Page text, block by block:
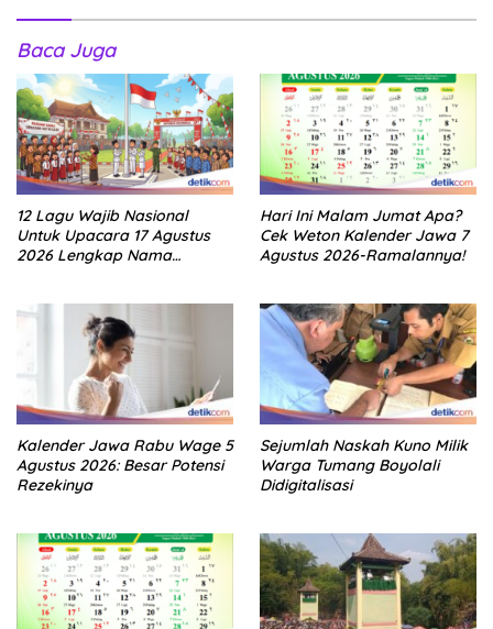
Baca Juga
12 Lagu Wajib Nasional
Untuk Upacara 17 Agustus
2026 Lengkap Nama
Hari Ini Malam Jumat Apa?
Cek Weton Kalender Jawa 7
Agustus 2026-Ramalannya!
Kalender Jawa Rabu Wage 5
Agustus 2026: Besar Potensi
Rezekinya
Sejumlah Naskah Kuno Milik
Warga Tumang Boyolali
Didigitalisasi